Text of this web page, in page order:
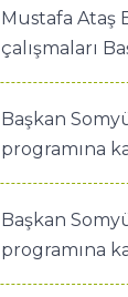
Mustafa Ataş
çalışmaları
Başkan
programına
Başkan
programına